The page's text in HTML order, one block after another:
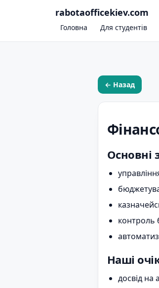
rabotaofficekiev.com
Головна Для студентів
← Назад
Основні
контроль
Наші
досвід на